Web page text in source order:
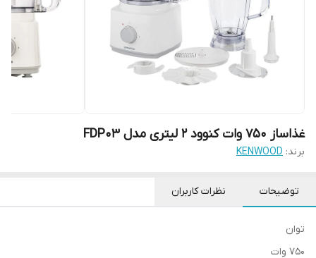
غذاساز 750 وات کنوود 2 لیتری مدل FDP03
برند: KENWOOD
توضیحات نظرات کاربران
توان
750 وات